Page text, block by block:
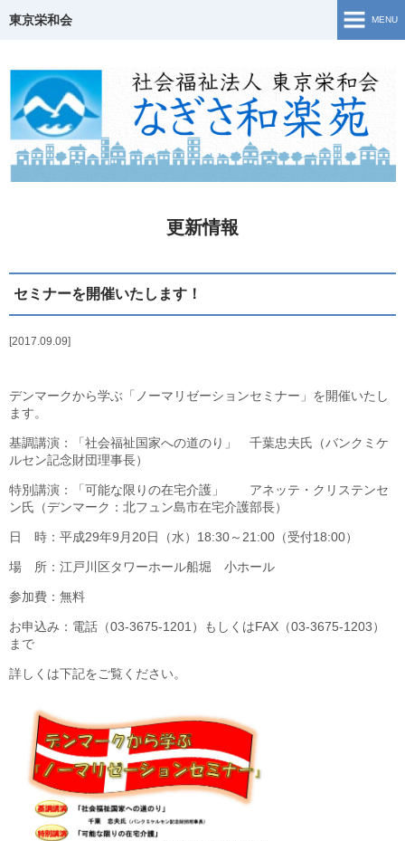
東京栄和会 MENU
介護保険事業
ご相談窓口・支援事業
生活・活動の様子
更新情報
施設紹介
採用情報
ボランティアしてみませんか
相談窓口一覧
利用対象者一覧
更新情報
2017.09.09
セミナーを開催いたします！
デンマークから学ぶ「ノーマリゼーションセミナー」を開催いたし
ます。
基調講演：「社会福祉国家への道のり」 千葉忠夫氏（バンクミケ
ルセン記念財団理事長）
特別講演：「可能な限りの在宅介護」 アネッテ・クリステンセ
ン氏（デンマーク：北フュン島市在宅介護部長）
日 時：平成29年9月20日（水）18:30～21:00（受付18:00）
場 所：江戸川区タワーホール船堀 小ホール
参加費：無料
お申込み：電話（03-3675-1201）もしくはFAX（03-3675-1203）
まで
詳しくは下記をご覧ください。